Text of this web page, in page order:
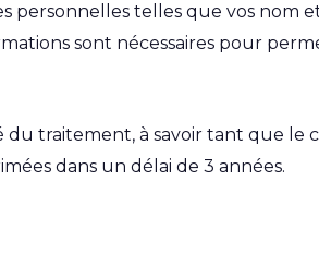
personnelles telles que vos nom
sont nécessaires pour
traitement, à savoir tant que le
dans un délai de 3 années.